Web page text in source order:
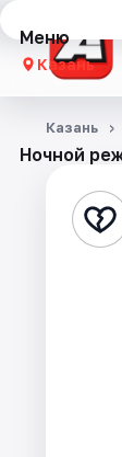
Меню
Казань
Концерты
Стендап
Ночной
Казань